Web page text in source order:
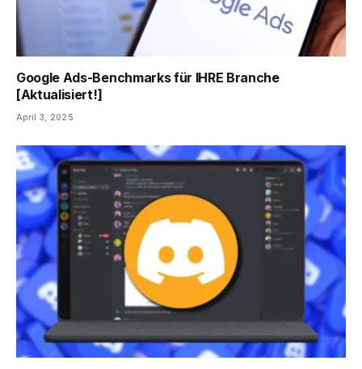
Google Ads-Benchmarks für IHRE Branche
[Aktualisiert!]
April 3, 2025